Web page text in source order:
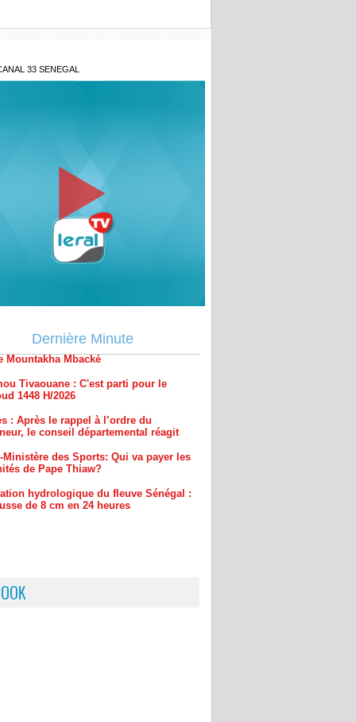
33 SENEGAL
Dernière Minute
au point d'Aby Ndour
Mountakha Mbacké
Tivaouane : C'est parti pour le
1448 H/2026
le conseil départemental réagit
de Pape Thiaw?
hydrologique du fleuve Sénégal :
de 8 cm en 24 heures